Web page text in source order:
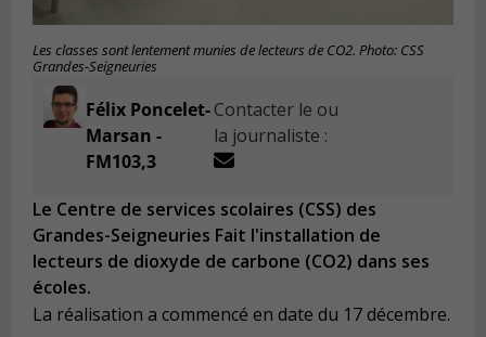
Les classes sont lentement munies de lecteurs de CO2. Photo: CSS
Grandes-Seigneuries
Félix Poncelet-
Marsan -
FM103,3
Contacter le ou
la journaliste :
Le Centre de services scolaires (CSS) des
Grandes-Seigneuries Fait l'installation de
lecteurs de dioxyde de carbone (CO2) dans ses
écoles.
La réalisation a commencé en date du 17 décembre.